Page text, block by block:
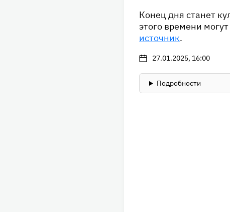
Конец дня станет
этого времени
источник.
27.01.2025, 16:00
Подробности